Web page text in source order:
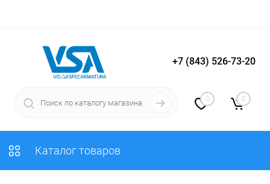
Вход Регистрация
+7 (843) 526-73-20
0 0
Каталог товаров